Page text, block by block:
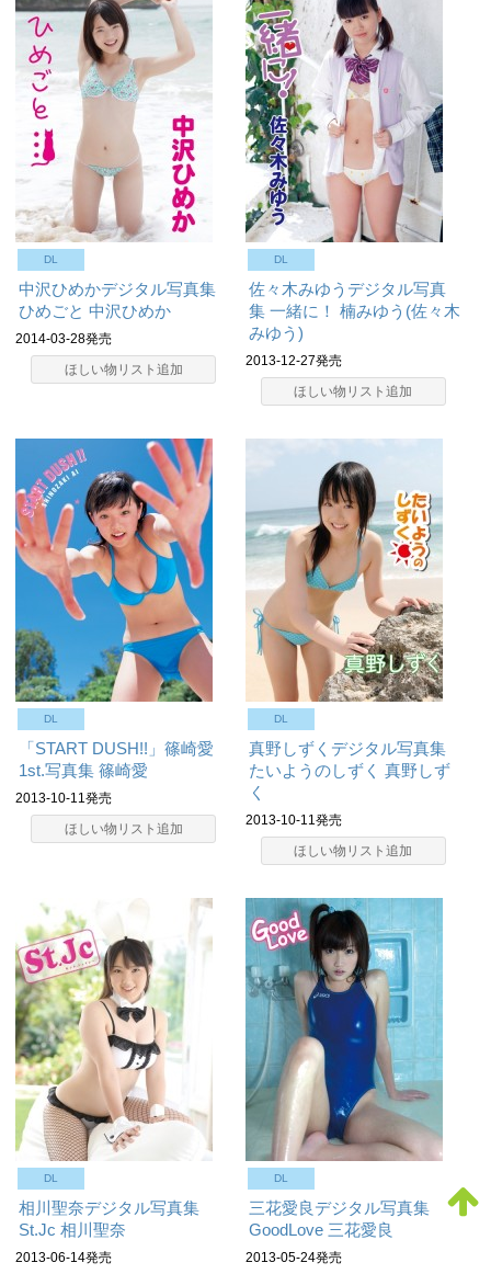
DL
中沢ひめかデジタル写真集
ひめごと 中沢ひめか
2014-03-28発売
ほしい物リスト追加
DL
佐々木みゆうデジタル写真
集 一緒に！ 楠みゆう(佐々木
みゆう)
2013-12-27発売
ほしい物リスト追加
DL
「START DUSH!!」篠崎愛
1st.写真集 篠崎愛
2013-10-11発売
ほしい物リスト追加
DL
真野しずくデジタル写真集
たいようのしずく 真野しず
く
2013-10-11発売
ほしい物リスト追加
DL
相川聖奈デジタル写真集
St.Jc 相川聖奈
2013-06-14発売
DL
三花愛良デジタル写真集
GoodLove 三花愛良
2013-05-24発売